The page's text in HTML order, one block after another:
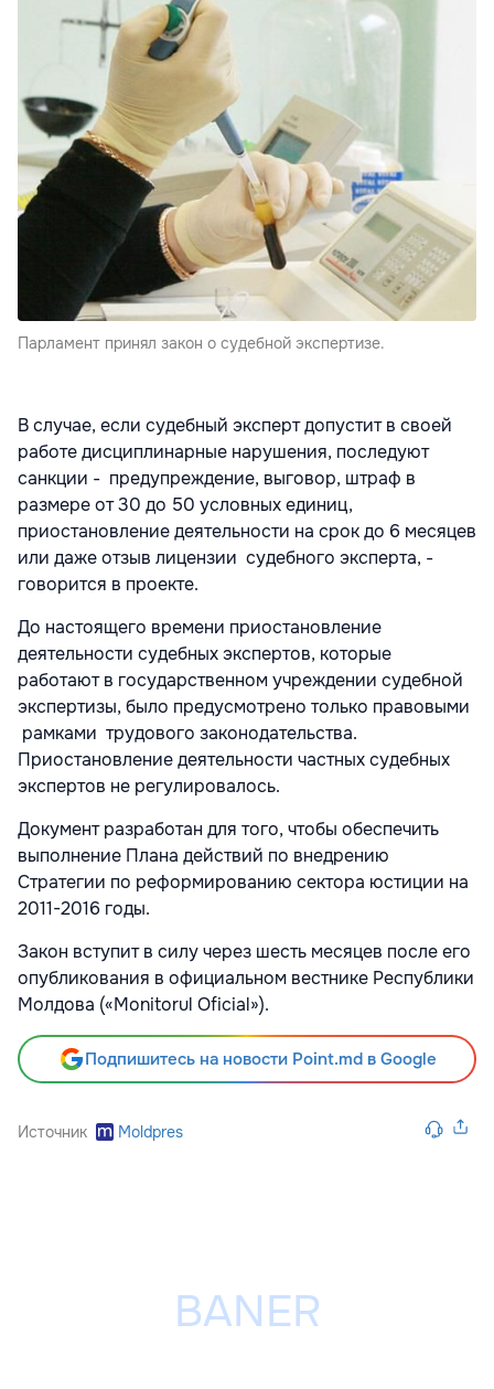
Парламент принял закон о судебной экспертизе.
В случае, если судебный эксперт допустит в своей
работе дисциплинарные нарушения, последуют
санкции - предупреждение, выговор, штраф в
размере от 30 до 50 условных единиц,
приостановление деятельности на срок до 6 месяцев
или даже отзыв лицензии судебного эксперта, -
говорится в проекте.
До настоящего времени приостановление
деятельности судебных экспертов, которые
работают в государственном учреждении судебной
экспертизы, было предусмотрено только правовыми
рамками трудового законодательства.
Приостановление деятельности частных судебных
экспертов не регулировалось.
Документ разработан для того, чтобы обеспечить
выполнение Плана действий по внедрению
Стратегии по реформированию сектора юстиции на
2011-2016 годы.
Закон вступит в силу через шесть месяцев после его
опубликования в официальном вестнике Республики
Молдова («Monitorul Oficial»).
Подпишитесь на новости Point.md в Google
Источник Moldpres